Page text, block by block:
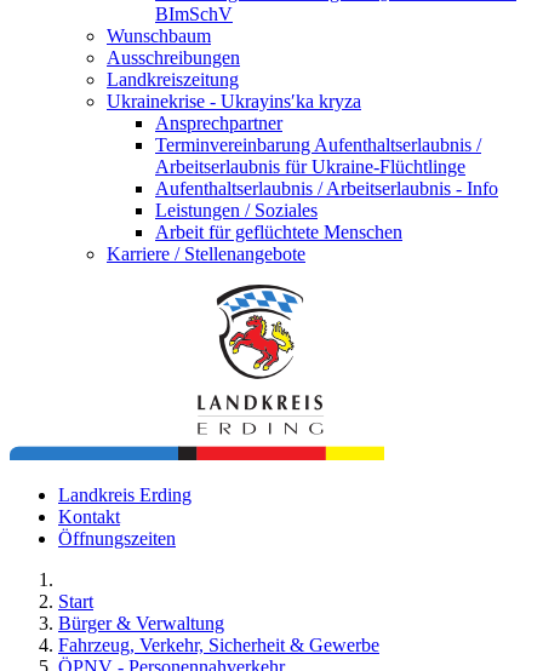
BImSchV
Wunschbaum
Ausschreibungen
Landkreiszeitung
Ukrainekrise - Ukrayinsʹka kryza
Ansprechpartner
Terminvereinbarung Aufenthaltserlaubnis /
Arbeitserlaubnis für Ukraine-Flüchtlinge
Aufenthaltserlaubnis / Arbeitserlaubnis - Info
Leistungen / Soziales
Arbeit für geflüchtete Menschen
Karriere / Stellenangebote
Landkreis Erding
Kontakt
Öffnungszeiten
Start
Bürger & Verwaltung
Fahrzeug, Verkehr, Sicherheit & Gewerbe
ÖPNV - Personennahverkehr